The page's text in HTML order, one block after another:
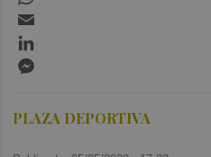
PLAZA DEPORTIVA